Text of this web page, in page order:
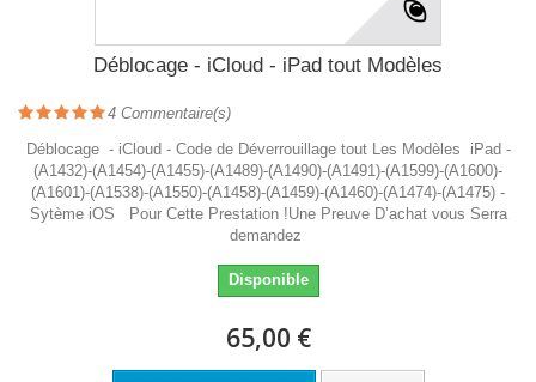
Déblocage - iCloud - iPad tout Modèles
4 Commentaire(s)
Déblocage - iCloud - Code de Déverrouillage tout Les Modèles iPad -
(A1432)-(A1454)-(A1455)-(A1489)-(A1490)-(A1491)-(A1599)-(A1600)-
(A1601)-(A1538)-(A1550)-(A1458)-(A1459)-(A1460)-(A1474)-(A1475) -
Sytème iOS Pour Cette Prestation !Une Preuve D’achat vous Serra
demandez
Disponible
65,00 €